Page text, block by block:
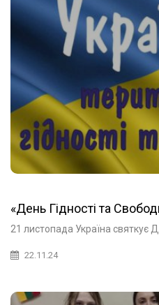
«День Гідності та
21 листопада Україна святкує
22.11.24